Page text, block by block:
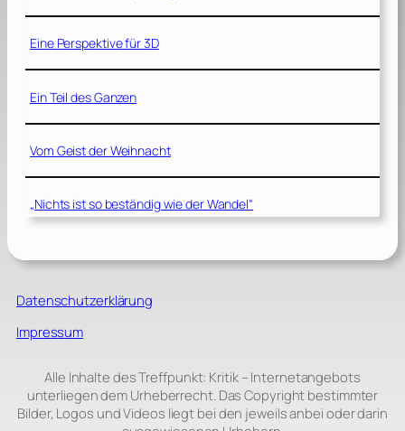
Eine Perspektive für 3D
Ein Teil des Ganzen
Vom Geist der Weihnacht
„Nichts ist so beständig wie der Wandel“
Datenschutzerklärung
Impressum
Alle Inhalte des Treffpunkt: Kritik – Internetangebots
unterliegen dem Urheberrecht. Das Copyright bestimmter
Bilder, Logos und Videos liegt bei den jeweils anbei oder darin